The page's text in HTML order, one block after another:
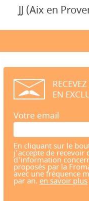
JJ (Aix en
EN
Votre email
En cliquant sur le
j'accepte de recevoir
d'information
proposés par la
avec une fréquence
par an. en savoir plus